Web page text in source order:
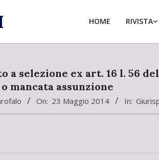
HOME RIVISTA
a selezione ex art. 16 l. 56
mancata assunzione
On: 23 Maggio 2014 In: